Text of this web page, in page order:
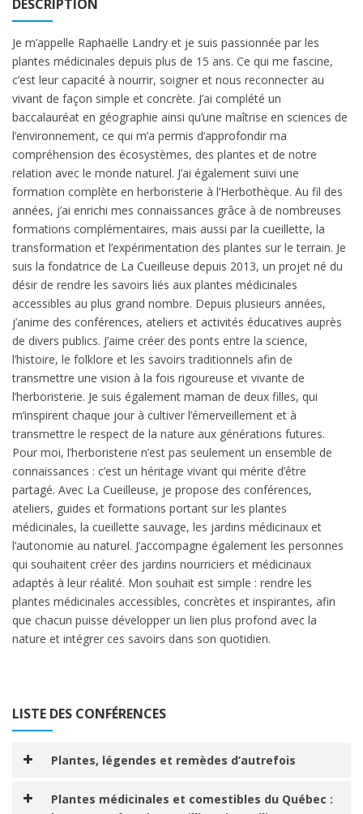
DESCRIPTION
Je m’appelle Raphaëlle Landry et je suis passionnée par les
plantes médicinales depuis plus de 15 ans. Ce qui me fascine,
c’est leur capacité à nourrir, soigner et nous reconnecter au
vivant de façon simple et concrète. J’ai complété un
baccalauréat en géographie ainsi qu’une maîtrise en sciences de
l’environnement, ce qui m’a permis d’approfondir ma
compréhension des écosystèmes, des plantes et de notre
relation avec le monde naturel. J’ai également suivi une
formation complète en herboristerie à l’Herbothèque. Au fil des
années, j’ai enrichi mes connaissances grâce à de nombreuses
formations complémentaires, mais aussi par la cueillette, la
transformation et l’expérimentation des plantes sur le terrain. Je
suis la fondatrice de La Cueilleuse depuis 2013, un projet né du
désir de rendre les savoirs liés aux plantes médicinales
accessibles au plus grand nombre. Depuis plusieurs années,
j’anime des conférences, ateliers et activités éducatives auprès
de divers publics. J’aime créer des ponts entre la science,
l’histoire, le folklore et les savoirs traditionnels afin de
transmettre une vision à la fois rigoureuse et vivante de
l’herboristerie. Je suis également maman de deux filles, qui
m’inspirent chaque jour à cultiver l’émerveillement et à
transmettre le respect de la nature aux générations futures.
Pour moi, l’herboristerie n’est pas seulement un ensemble de
connaissances : c’est un héritage vivant qui mérite d’être
partagé. Avec La Cueilleuse, je propose des conférences,
ateliers, guides et formations portant sur les plantes
médicinales, la cueillette sauvage, les jardins médicinaux et
l’autonomie au naturel. J’accompagne également les personnes
qui souhaitent créer des jardins nourriciers et médicinaux
adaptés à leur réalité. Mon souhait est simple : rendre les
plantes médicinales accessibles, concrètes et inspirantes, afin
que chacun puisse développer un lien plus profond avec la
nature et intégrer ces savoirs dans son quotidien.
LISTE DES CONFÉRENCES
Plantes, légendes et remèdes d’autrefois
Plantes médicinales et comestibles du Québec :